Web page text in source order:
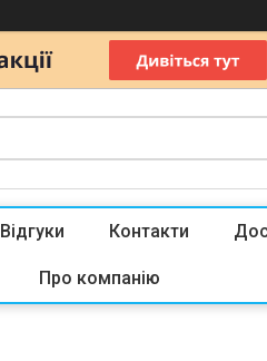
Відгуки Контакти
Про компанію